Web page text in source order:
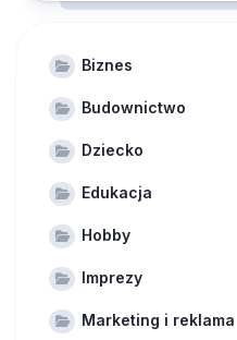
Biznes
Budownictwo
Dziecko
Edukacja
Hobby
Imprezy
Marketing i reklama